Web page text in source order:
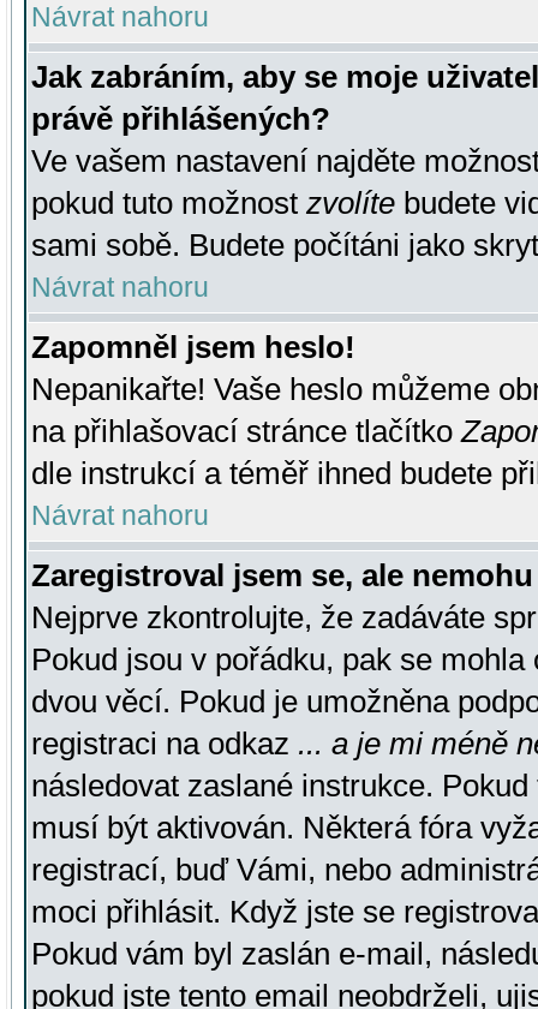
Návrat nahoru
Jak zabráním, aby se moje
právě přihlášených?
Ve vašem nastavení najděte
pokud tuto možnost zvolíte budete
sami sobě. Budete počítáni jako
Návrat nahoru
Zapomněl jsem heslo!
Nepanikařte! Vaše heslo můžeme
na přihlašovací stránce tlačítko
dle instrukcí a téměř ihned budete
Návrat nahoru
Zaregistroval jsem se, ale
Nejprve zkontrolujte, že zadáváte
Pokud jsou v pořádku, pak se
dvou věcí. Pokud je umožněna
registraci na odkaz ... a je mi méně
následovat zaslané instrukce.
musí být aktivován. Některá fóra
registrací, buď Vámi, nebo
moci přihlásit. Když jste se
Pokud vám byl zaslán e-mail,
pokud jste tento email neobdrželi,